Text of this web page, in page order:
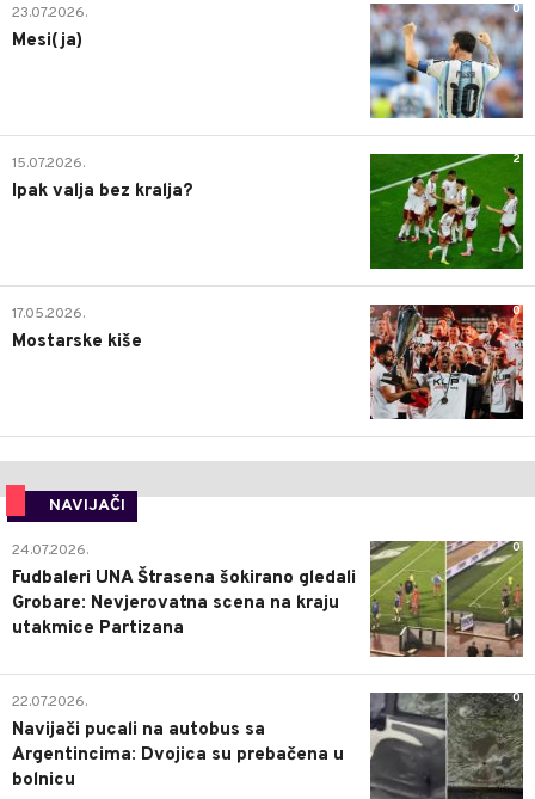
0
23.07.2026.
Mesi(ja)
2
15.07.2026.
Ipak valja bez kralja?
0
17.05.2026.
Mostarske kiše
NAVIJAČI
0
24.07.2026.
Fudbaleri UNA Štrasena šokirano gledali
Grobare: Nevjerovatna scena na kraju
utakmice Partizana
0
22.07.2026.
Navijači pucali na autobus sa
Argentincima: Dvojica su prebačena u
bolnicu